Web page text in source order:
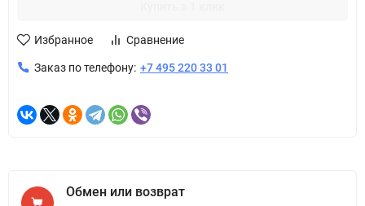
Избранное Сравнение
Заказ по телефону: +7 495 220 33 01
Обмен или возврат